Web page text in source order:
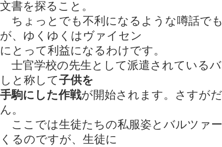
文書を探ること。
ちょっとでも不利になるような噂話で
が、ゆくゆくはヴァイセン
にとって利益になるわけです。
士官学校の先生として派遣されている
しと称して子供を
手駒にした作戦が開始されます。さすが
ん。
ここでは生徒たちの私服姿とバルツァ
くるのですが、生徒に